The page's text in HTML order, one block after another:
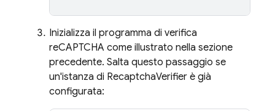
Inizializza il programma di verifica
reCAPTCHA come illustrato nella sezione
precedente. Salta questo passaggio se
un'istanza di RecaptchaVerifier è già
configurata: